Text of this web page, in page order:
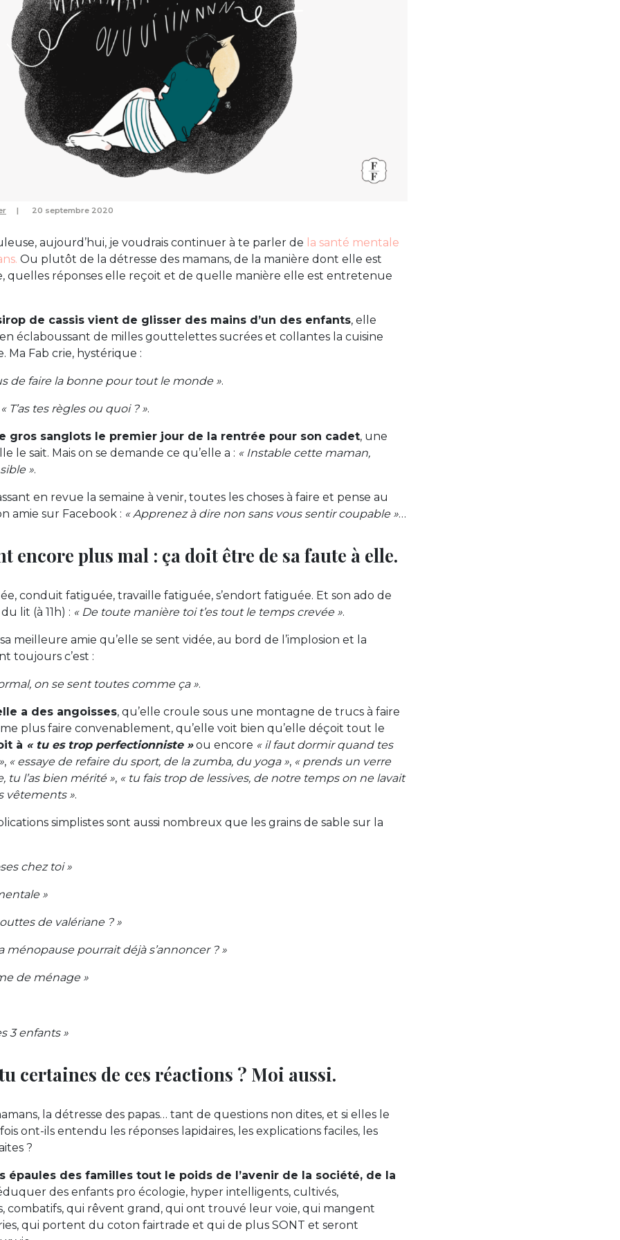
20 septembre 2020
aujourd’hui, je voudrais continuer à te parler de la santé mentale
Ou plutôt de la détresse des mamans, de la manière dont elle est
quelles réponses elle reçoit et de quelle manière elle est entretenue
de cassis vient de glisser des mains d’un des enfants, elle
en éclaboussant de milles gouttelettes sucrées et collantes la cuisine
Ma Fab crie, hystérique :
de faire la bonne pour tout le monde ».
« T’as tes règles ou quoi ? ».
gros sanglots le premier jour de la rentrée pour son cadet, une
le sait. Mais on se demande ce qu’elle a : « Instable cette maman,
».
en revue la semaine à venir, toutes les choses à faire et pense au
amie sur Facebook : « Apprenez à dire non sans vous sentir coupable »…
encore plus mal : ça doit être de sa faute à elle.
conduit fatiguée, travaille fatiguée, s’endort fatiguée. Et son ado de
lit (à 11h) : « De toute manière toi t’es tout le temps crevée ».
meilleure amie qu’elle se sent vidée, au bord de l’implosion et la
toujours c’est :
on se sent toutes comme ça ».
a des angoisses, qu’elle croule sous une montagne de trucs à faire
plus faire convenablement, qu’elle voit bien qu’elle déçoit tout le
à « tu es trop perfectionniste »ou encore « il faut dormir quand tes
, « essaye de refaire du sport, de la zumba, du yoga », « prends un verre
tu l’as bien mérité », « tu fais trop de lessives, de notre temps on ne lavait
vêtements ».
simplistes sont aussi nombreux que les grains de sable sur la
chez toi »
»
de valériane ? »
ménopause pourrait déjà s’annoncer ? »
de ménage »
3 enfants »
certaines de ces réactions ? Moi aussi.
la détresse des papas… tant de questions non dites, et si elles le
ont-ils entendu les réponses lapidaires, les explications faciles, les
?
épaules des familles tout le poids de l’avenir de la société, de la
des enfants pro écologie, hyper intelligents, cultivés,
combatifs, qui rêvent grand, qui ont trouvé leur voie, qui mangent
qui portent du coton fairtrade et qui de plus SONT et seront